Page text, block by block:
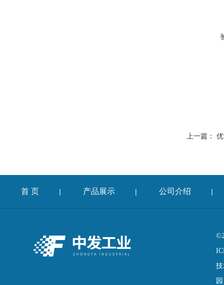
上一篇：
首 页 | 产品展示 | 公司介绍 |